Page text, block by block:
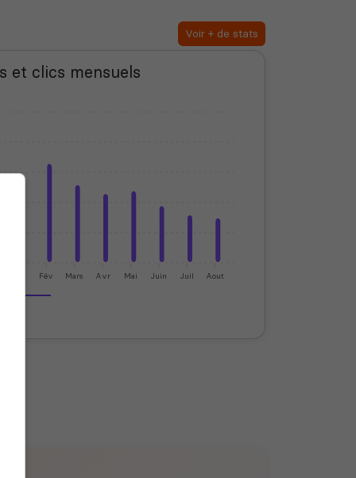
Voir + de stats
et clics mensuels
Fév Mars Avr Mai Juin Juil Aout